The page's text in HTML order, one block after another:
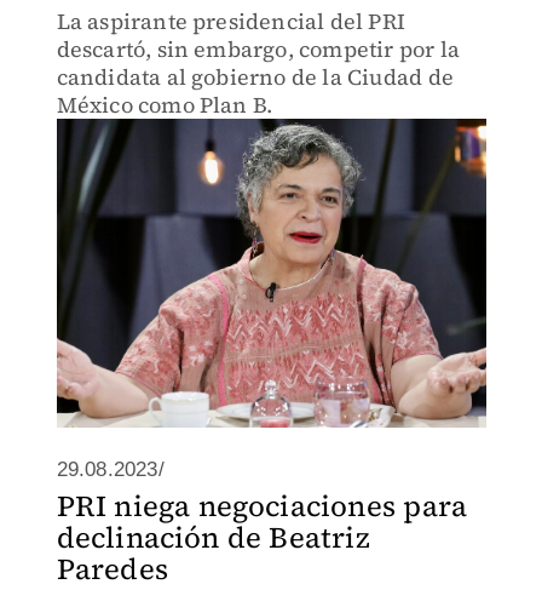
La aspirante presidencial del PRI
descartó, sin embargo, competir por la
candidata al gobierno de la Ciudad de
México como Plan B.
29.08.2023/
PRI niega negociaciones para
declinación de Beatriz
Paredes